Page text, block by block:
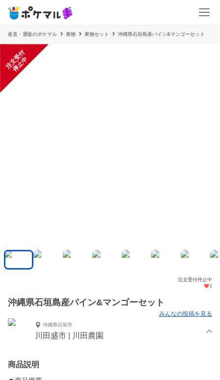
産直・通販のポケマル 果物 果物セット 沖縄県石垣島産パイン&マンゴーセット
注
文
受
付
停
止
中
注文受付停止中
3
沖縄県石垣島産パイン&マンゴーセット
みんなの投稿を見る
沖縄県石垣市
川田盛市 | 川田農園
商品説明